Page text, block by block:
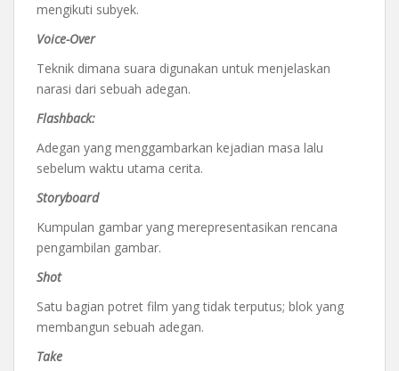
mengikuti subyek.
Voice-Over
Teknik dimana suara digunakan untuk menjelaskan
narasi dari sebuah adegan.
Flashback:
Adegan yang menggambarkan kejadian masa lalu
sebelum waktu utama cerita.
Storyboard
Kumpulan gambar yang merepresentasikan rencana
pengambilan gambar.
Shot
Satu bagian potret film yang tidak terputus; blok yang
membangun sebuah adegan.
Take